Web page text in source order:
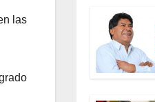
las